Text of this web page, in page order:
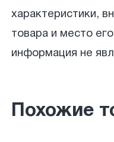
характеристики,
товара и место
информация не
Похожие